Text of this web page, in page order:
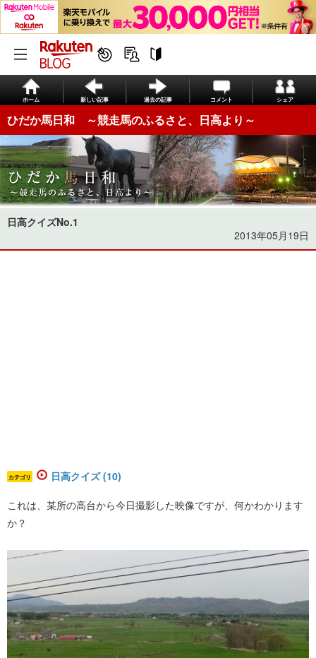
ホーム 新しい記事 過去の記事 コメント シェア
ひだか馬日和 ～競走馬のふるさと、日高より～
日高クイズNo.1
2013年05月19日
カテゴリ 日高クイズ (10)
これは、某所の高台から今日撮影した映像ですが、何かわかります
か？